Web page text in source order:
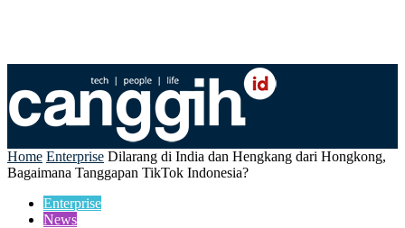
Home Enterprise Dilarang di India dan Hengkang dari Hongkong,
Bagaimana Tanggapan TikTok Indonesia?
Enterprise
News